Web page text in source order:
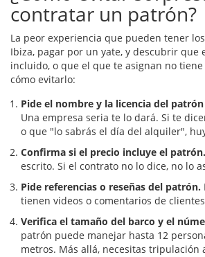
contratar un patrón?
La peor experiencia que pueden tener
Ibiza, pagar por un yate, y descubrir que
incluido, o que el que te asignan no
cómo evitarlo:
Pide el nombre y la licencia del
Una empresa seria te lo dará. Si te
o que "lo sabrás el día del alquiler",
Confirma si el precio incluye el patrón.
escrito. Si el contrato no lo dice, no lo
Pide referencias o reseñas del patrón.
tienen videos o comentarios de
Verifica el tamaño del barco y el
patrón puede manejar hasta 12
metros. Más allá, necesitas tripulación